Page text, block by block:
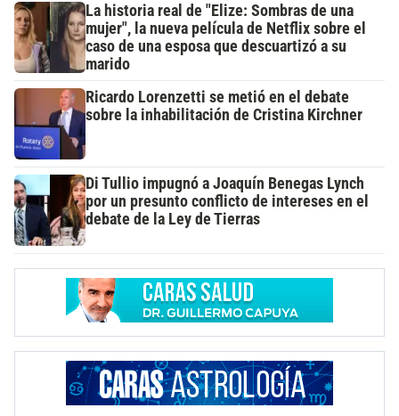
La historia real de "Elize: Sombras de una
mujer", la nueva película de Netflix sobre el
caso de una esposa que descuartizó a su
marido
Ricardo Lorenzetti se metió en el debate
sobre la inhabilitación de Cristina Kirchner
Di Tullio impugnó a Joaquín Benegas Lynch
por un presunto conflicto de intereses en el
debate de la Ley de Tierras